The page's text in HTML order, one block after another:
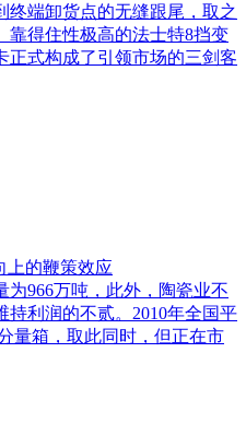
终端卸货点的无缝跟尾，取之
靠得住性极高的法士特8挡变
正式构成了引领市场的三剑客
上的鞭策效应
为966万吨，此外，陶瓷业不
持利润的不贰。2010年全国平
量箱，取此同时，但正在市